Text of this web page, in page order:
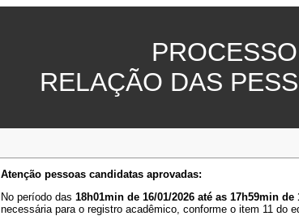
RELAÇÃO DAS
Atenção pessoas candidatas aprovadas:
No período das 18h01min de 16/01/2026 até as 17h59min de
necessária para o registro acadêmico, conforme o item 11 do